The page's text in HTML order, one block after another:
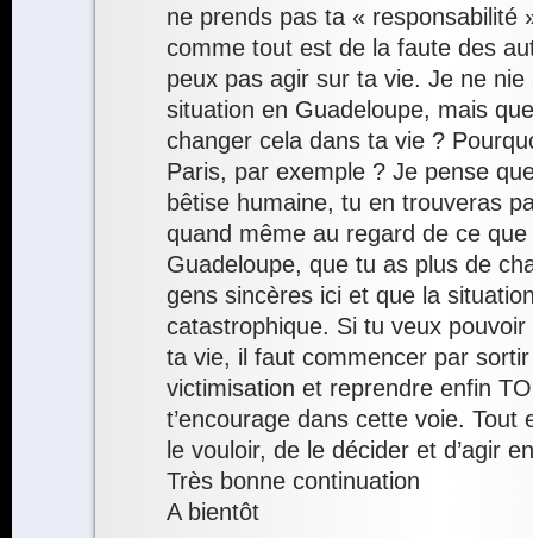
ne prends pas ta « responsabilité
comme tout est de la faute des
peux pas agir sur ta vie. Je ne
situation en Guadeloupe, mais
changer cela dans ta vie ?
Paris, par exemple ? Je pense
bêtise humaine, tu en trouveras
quand même au regard de ce
Guadeloupe, que tu as plus de
gens sincères ici et que la
catastrophique. Si tu veux
ta vie, il faut commencer par sortir
victimisation et reprendre enfin
t’encourage dans cette voie. Tout
le vouloir, de le décider et d’agir
Très bonne continuation
A bientôt